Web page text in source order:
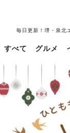
毎日更新！堺・泉北
すべて グルメ